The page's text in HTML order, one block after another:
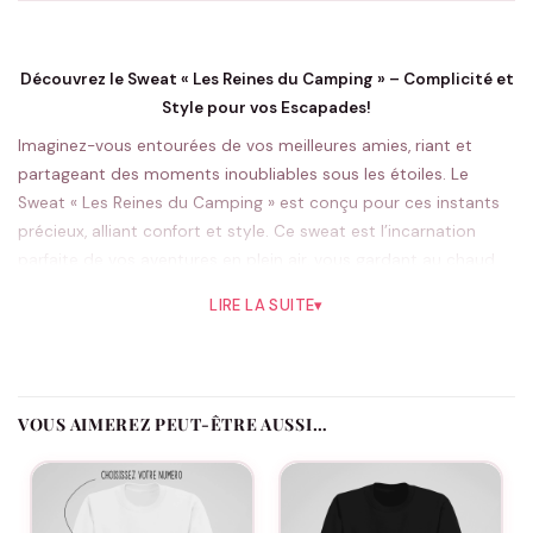
Découvrez le Sweat « Les Reines du Camping » – Complicité et
Style pour vos Escapades!
Imaginez-vous entourées de vos meilleures amies, riant et
partageant des moments inoubliables sous les étoiles. Le
Sweat « Les Reines du Camping » est conçu pour ces instants
précieux, alliant confort et style. Ce sweat est l’incarnation
amusant et accrocheur, ce pull devient un véritable symbole
comme les anniversaires ou simplement comme une surprise
pour vous. Ce sweat n’est pas seulement un vêtement, c’est un
souvenir que vous créerez ensemble, portant les inscriptions
« Les Reines du Camping » comme un étendard de vos joyeux
LIRE LA SUITE▾
VOUS AIMEREZ PEUT-ÊTRE AUSSI…